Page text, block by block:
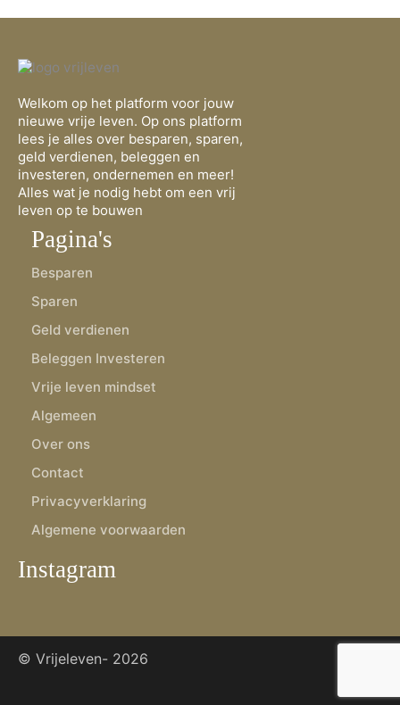
Welkom op het platform voor jouw
nieuwe vrije leven. Op ons platform
lees je alles over besparen, sparen,
geld verdienen, beleggen en
investeren, ondernemen en meer!
Alles wat je nodig hebt om een vrij
leven op te bouwen
Pagina's
Besparen
Sparen
Geld verdienen
Beleggen Investeren
Vrije leven mindset
Algemeen
Over ons
Contact
Privacyverklaring
Algemene voorwaarden
Instagram
© Vrijeleven- 2026